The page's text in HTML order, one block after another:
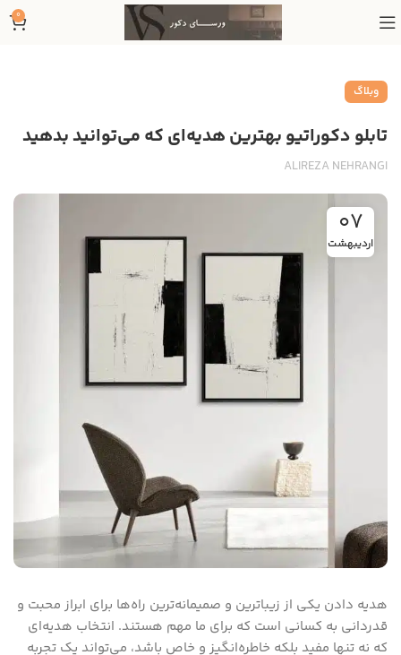
0
وبلاگ
تابلو دکوراتیو بهترین هدیه‌ای که می‌توانید بدهید
ALIREZA NEHRANGI
07
اردیبهشت
هدیه دادن یکی از زیباترین و صمیمانه‌ترین راه‌ها برای ابراز محبت و
قدردانی به کسانی است که برای ما مهم هستند. انتخاب هدیه‌ای
که نه تنها مفید بلکه خاطره‌انگیز و خاص باشد، می‌تواند یک تجربه